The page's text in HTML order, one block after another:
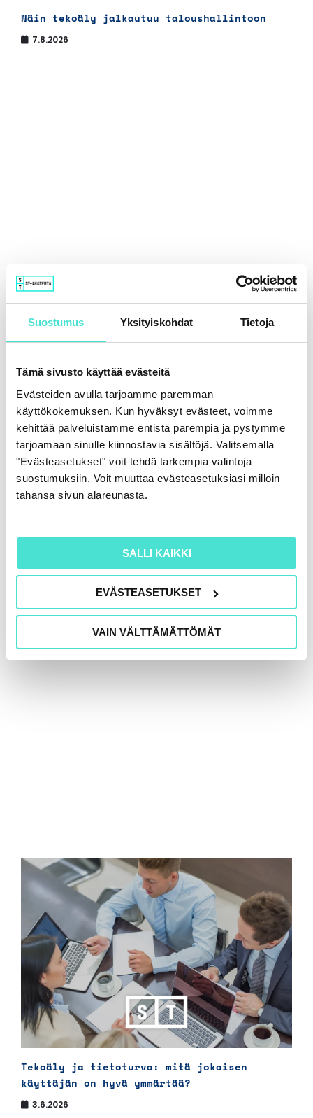
Suostumus Yksityiskohdat Tietoja
Tämä sivusto käyttää evästeitä
Evästeiden avulla tarjoamme paremman
käyttökokemuksen. Kun hyväksyt evästeet, voimme
kehittää palveluistamme entistä parempia ja pystymme
tarjoamaan sinulle kiinnostavia sisältöjä. Valitsemalla
"Evästeasetukset" voit tehdä tarkempia valintoja
suostumuksiin. Voit muuttaa evästeasetuksiasi milloin
tahansa sivun alareunasta.
SALLI KAIKKI
EVÄSTEASETUKSET
VAIN VÄLTTÄMÄTTÖMÄT
Näin tekoäly jalkautuu taloushallintoon
7.8.2026
Tekoäly ja taloudellisen raportoinnin uusi
16.6.2026
Tekoäly ja tietoturva: mitä jokaisen
käyttäjän on hyvä ymmärtää?
3.6.2026